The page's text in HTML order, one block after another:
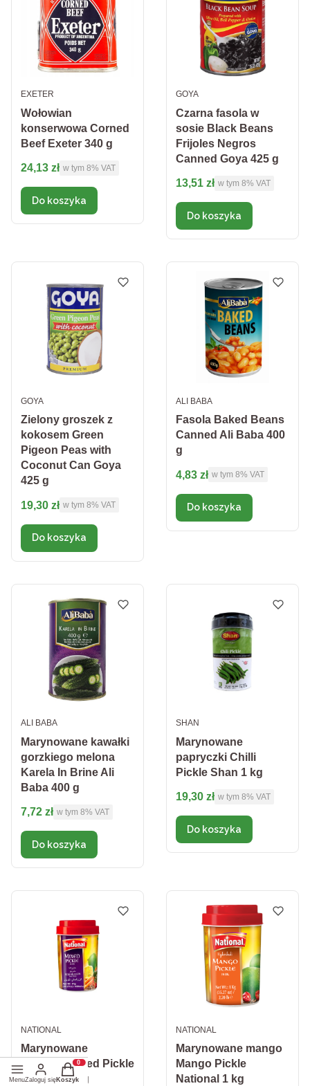
Wołowian
konserwowa Corned
Beef Exeter 340 g
PRODUCENT
EXETER
Cena brutto
24,13 zł w tym %s VAT
w tym 8% VAT
Do koszyka
Czarna fasola w
sosie Black Beans
Frijoles Negros
Canned Goya 425 g
PRODUCENT
GOYA
Cena brutto
13,51 zł w tym %s VAT
w tym 8% VAT
Do koszyka
Zielony groszek z
kokosem Green
Pigeon Peas with
Coconut Can Goya
425 g
PRODUCENT
GOYA
Cena brutto
19,30 zł w tym %s VAT
w tym 8% VAT
Do koszyka
Fasola Baked Beans
Canned Ali Baba 400
g
PRODUCENT
ALI BABA
Cena brutto
4,83 zł w tym %s VAT
w tym 8% VAT
Do koszyka
Marynowane kawałki
gorzkiego melona
Karela In Brine Ali
Baba 400 g
PRODUCENT
ALI BABA
Cena brutto
7,72 zł w tym %s VAT
w tym 8% VAT
Do koszyka
Marynowane
papryczki Chilli
Pickle Shan 1 kg
PRODUCENT
SHAN
Cena brutto
19,30 zł w tym %s VAT
w tym 8% VAT
Do koszyka
Marynowane
warzywa Mixed Pickle
National 1 kg
PRODUCENT
NATIONAL
Marynowane mango
Mango Pickle
National 1 kg
PRODUCENT
NATIONAL
MenuZaloguj się
Produkty w koszyku: 0. Zobacz szczegóły
Koszyk